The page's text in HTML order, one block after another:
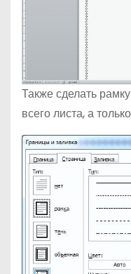
Также сделать
всего листа, а